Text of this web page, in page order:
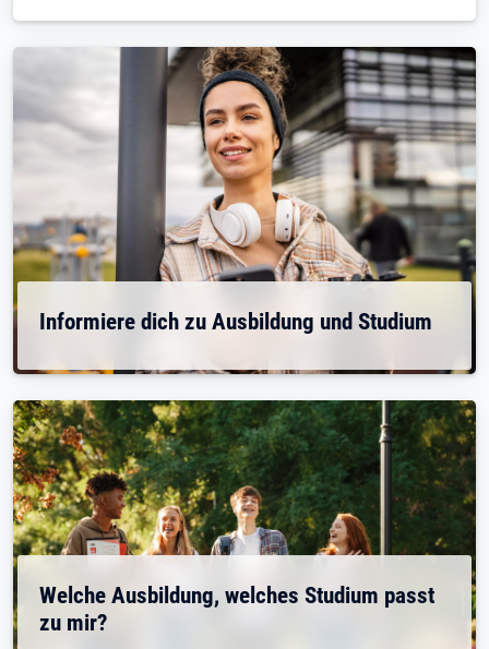
Informiere dich zu Ausbildung und Studium
Welche Ausbildung, welches Studium passt
zu mir?